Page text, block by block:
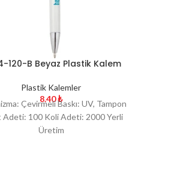
120-B Beyaz Plastik Kalem
Plastik Kalemler
8.40₺
Çevirmeli Baskı: UV, Tampon
Adeti: 100 Koli Adeti: 2000 Yerli
Üretim